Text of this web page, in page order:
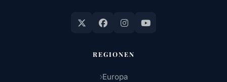
REGIONEN
Europa